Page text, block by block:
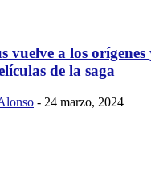
vuelve a los orígenes
de la saga
- 24 marzo, 2024